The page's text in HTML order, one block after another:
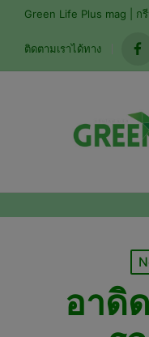
Green Life Plus mag |
ติดตามเราได้ทาง
อาดิ